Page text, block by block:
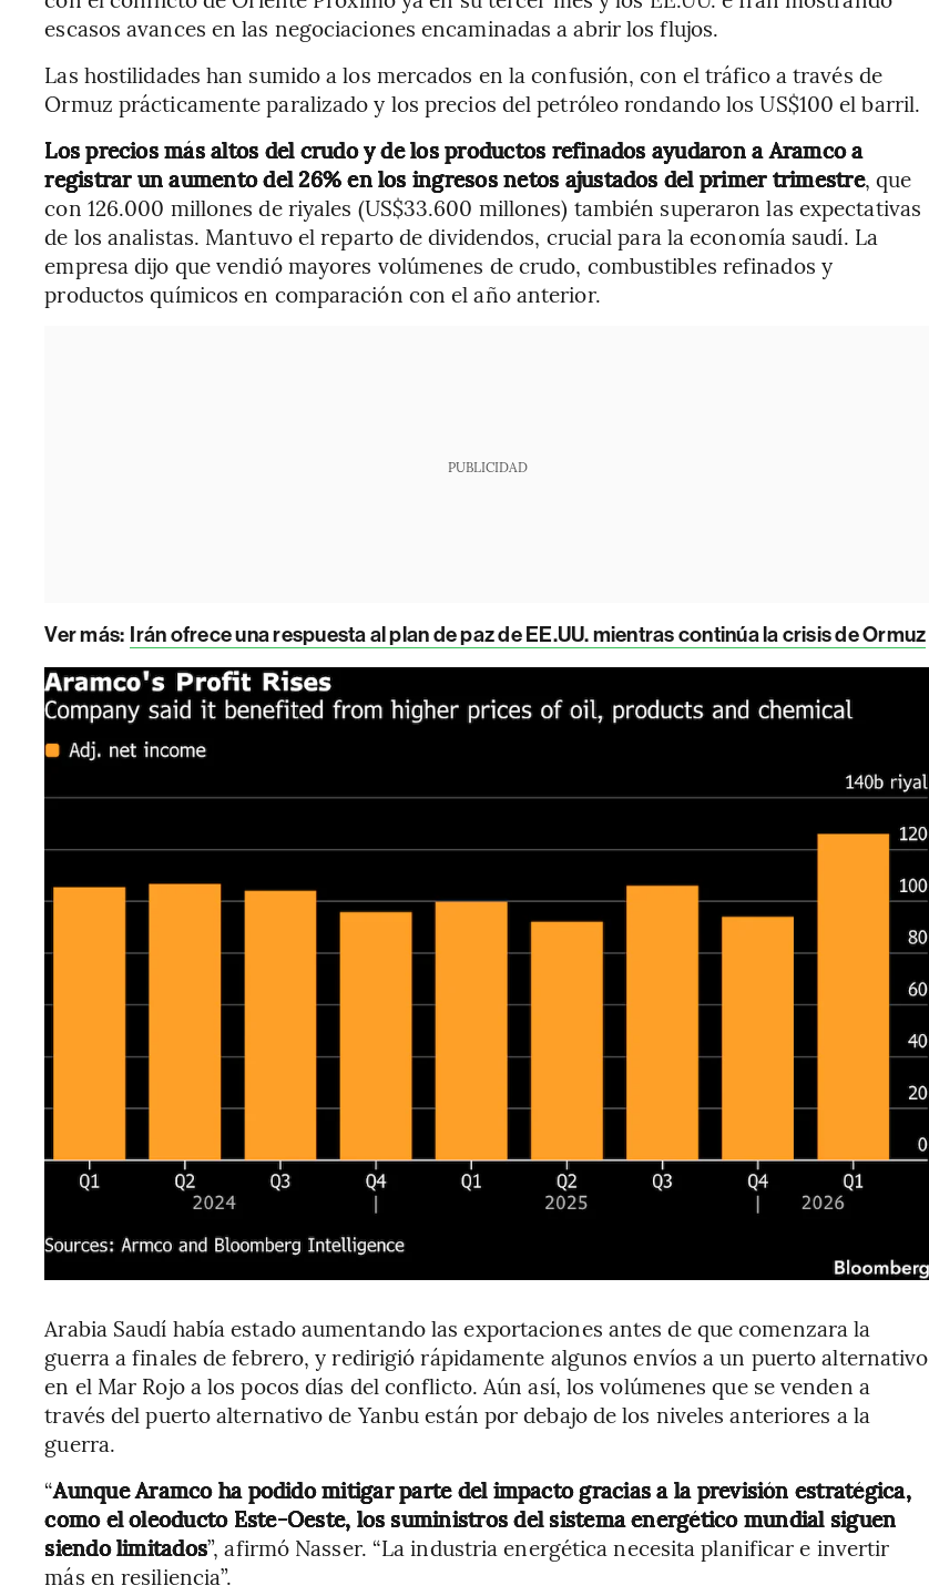
escasos avances en las negociaciones encaminadas a abrir los flujos.
Las hostilidades han sumido a los mercados en la confusión, con el tráfico a través de
Ormuz prácticamente paralizado y los precios del petróleo rondando los US$100 el barril.
Los precios más altos del crudo y de los productos refinados ayudaron a Aramco a
registrar un aumento del 26% en los ingresos netos ajustados del primer trimestre, que
con 126.000 millones de riyales (US$33.600 millones) también superaron las expectativas
de los analistas. Mantuvo el reparto de dividendos, crucial para la economía saudí. La
empresa dijo que vendió mayores volúmenes de crudo, combustibles refinados y
productos químicos en comparación con el año anterior.
PUBLICIDAD
Ver más: Irán ofrece una respuesta al plan de paz de EE.UU. mientras continúa la crisis de Ormuz
Arabia Saudí había estado aumentando las exportaciones antes de que comenzara la
guerra a finales de febrero, y redirigió rápidamente algunos envíos a un puerto alternativo
en el Mar Rojo a los pocos días del conflicto. Aún así, los volúmenes que se venden a
través del puerto alternativo de Yanbu están por debajo de los niveles anteriores a la
guerra.
“Aunque Aramco ha podido mitigar parte del impacto gracias a la previsión estratégica,
como el oleoducto Este-Oeste, los suministros del sistema energético mundial siguen
siendo limitados”, afirmó Nasser. “La industria energética necesita planificar e invertir
más en resiliencia”.